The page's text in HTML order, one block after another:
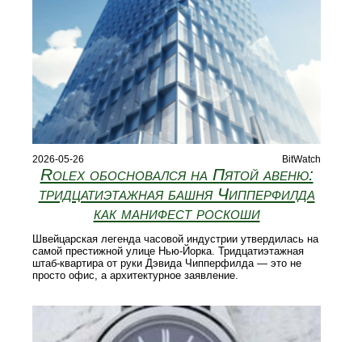
2026-05-26 BitWatch
Rolex обосновался на Пятой авеню:
тридцатиэтажная башня Чипперфилда
как манифест роскоши
Швейцарская легенда часовой индустрии утвердилась на
самой престижной улице Нью-Йорка. Тридцатиэтажная
штаб-квартира от руки Дэвида Чипперфилда — это не
просто офис, а архитектурное заявление.